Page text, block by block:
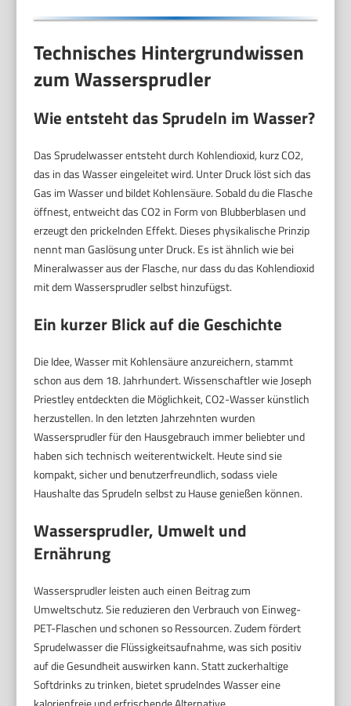
Technisches Hintergrundwissen
zum Wassersprudler
Wie entsteht das Sprudeln im Wasser?
Das Sprudelwasser entsteht durch Kohlendioxid, kurz CO2,
das in das Wasser eingeleitet wird. Unter Druck löst sich das
Gas im Wasser und bildet Kohlensäure. Sobald du die Flasche
öffnest, entweicht das CO2 in Form von Blubberblasen und
erzeugt den prickelnden Effekt. Dieses physikalische Prinzip
nennt man Gaslösung unter Druck. Es ist ähnlich wie bei
Mineralwasser aus der Flasche, nur dass du das Kohlendioxid
mit dem Wassersprudler selbst hinzufügst.
Ein kurzer Blick auf die Geschichte
Die Idee, Wasser mit Kohlensäure anzureichern, stammt
schon aus dem 18. Jahrhundert. Wissenschaftler wie Joseph
Priestley entdeckten die Möglichkeit, CO2-Wasser künstlich
herzustellen. In den letzten Jahrzehnten wurden
Wassersprudler für den Hausgebrauch immer beliebter und
haben sich technisch weiterentwickelt. Heute sind sie
kompakt, sicher und benutzerfreundlich, sodass viele
Haushalte das Sprudeln selbst zu Hause genießen können.
Wassersprudler, Umwelt und
Ernährung
Wassersprudler leisten auch einen Beitrag zum
Umweltschutz. Sie reduzieren den Verbrauch von Einweg-
PET-Flaschen und schonen so Ressourcen. Zudem fördert
Sprudelwasser die Flüssigkeitsaufnahme, was sich positiv
auf die Gesundheit auswirken kann. Statt zuckerhaltige
Softdrinks zu trinken, bietet sprudelndes Wasser eine